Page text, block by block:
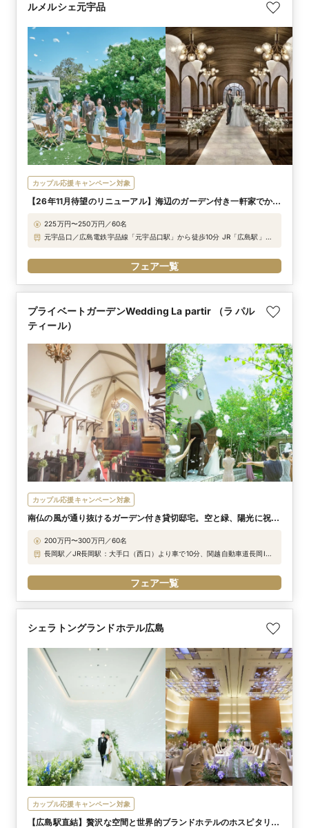
ルメルシェ元宇品
カップル応援キャンペーン対象
【26年11月待望のリニューアル】海辺のガーデン付き一軒家でかな
225万円〜250万円／60名
元宇品口／広島電鉄宇品線「元宇品口駅」から徒歩10分 JR「広島駅」か
フェア一覧
プライベートガーデンWedding La partir （ラ パル
ティール）
カップル応援キャンペーン対象
南仏の風が通り抜けるガーデン付き貸切邸宅。空と緑、陽光に祝福
200万円〜300万円／60名
長岡駅／JR長岡駅：大手口（西口）より車で10分、関越自動車道長岡IC
フェア一覧
シェラトングランドホテル広島
カップル応援キャンペーン対象
【広島駅直結】贅沢な空間と世界的ブランドホテルのホスピタリ